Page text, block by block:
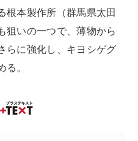
根本製作所（群馬県太田
狙いの一つで、薄物から
らに強化し、キヨシゲグ
る。